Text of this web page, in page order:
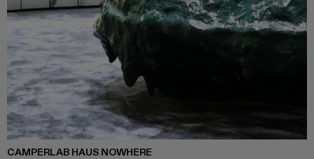
CAMPERLAB HAUS NOWHERE